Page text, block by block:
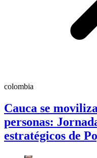
colombia
Cauca se
personas:
estratégicos de